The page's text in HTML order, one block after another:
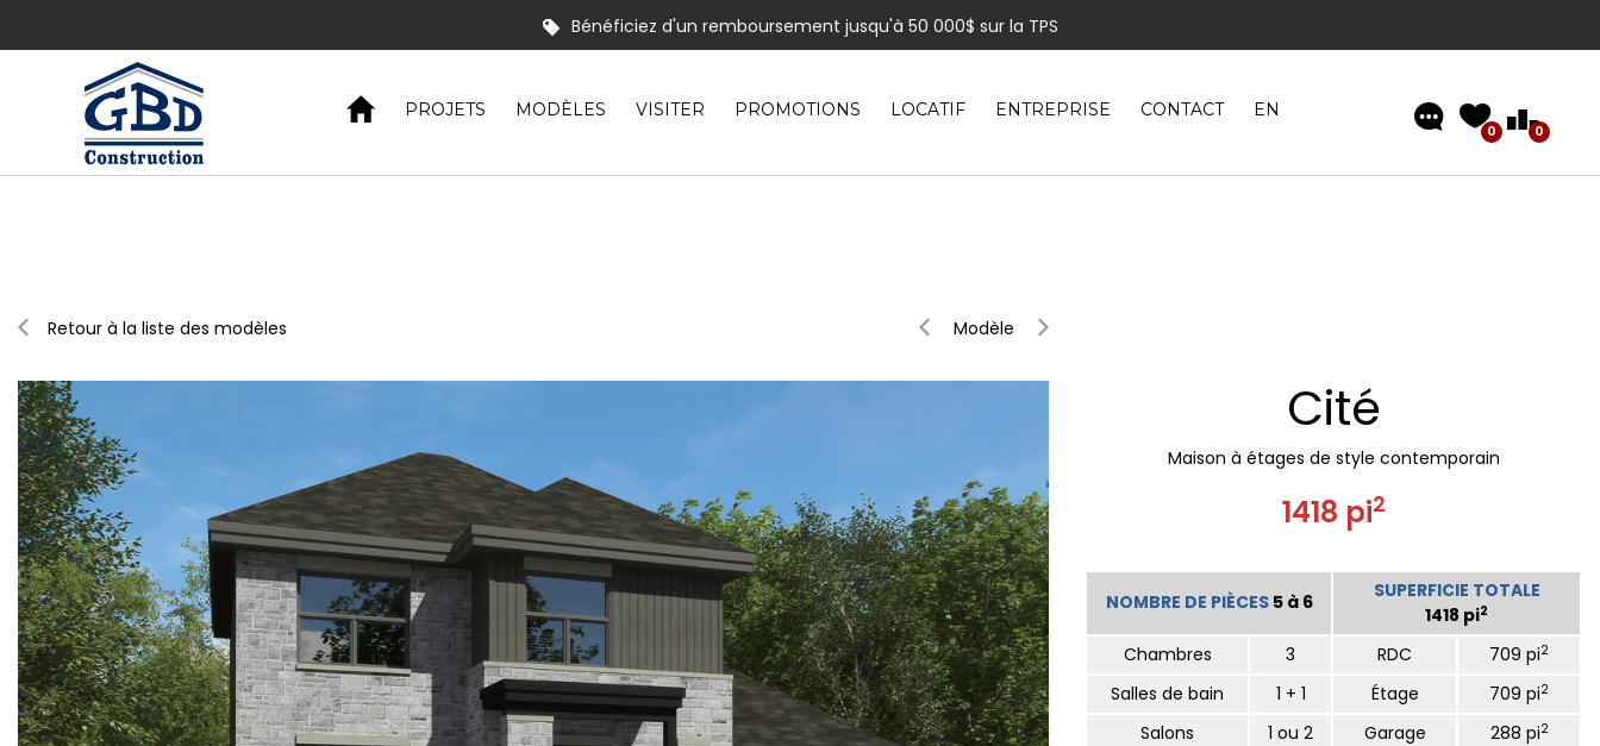
Profitez de la promotion « Tout en un » pour équiper votre maison
Découvrez nos modèles comprenant un aménagement extérieur de type « clé en main »
PROJETS MODÈLES VISITER PROMOTIONS LOCATIF ENTREPRISE CONTACT EN
0 0
Cité
Maison à étages de style contemporain
1418 pi2
NOMBRE DE PIÈCES 5 à 6
SUPERFICIE TOTALE
1418 pi2
Chambres 3 RDC 709 pi2
Salles de bain 1 + 1 Étage 709 pi2
Salons 1 ou 2 Garage 288 pi2
Retour à la liste des modèles Modèle